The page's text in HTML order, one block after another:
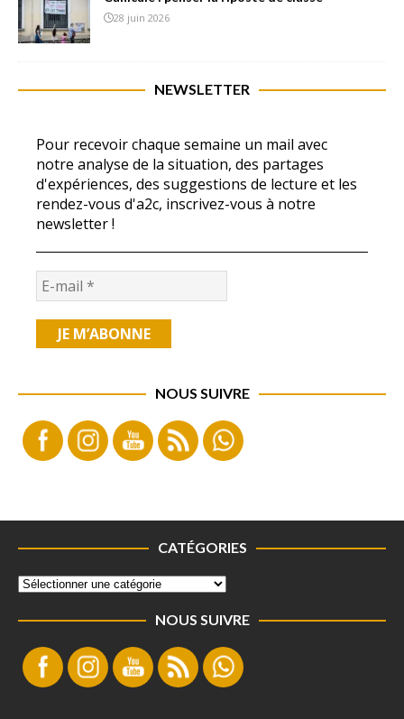
28 juin 2026
NEWSLETTER
Pour recevoir chaque semaine un mail avec
notre analyse de la situation, des partages
d'expériences, des suggestions de lecture et les
rendez-vous d'a2c, inscrivez-vous à notre
newsletter !
NOUS SUIVRE
CATÉGORIES
NOUS SUIVRE